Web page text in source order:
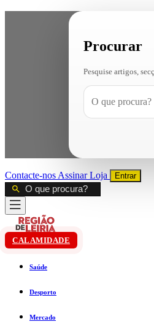
Procurar
Pesquise artigos,
Contacte-nos AssinarLoja Entrar
CALAMIDADE
Saúde
Desporto
Mercado